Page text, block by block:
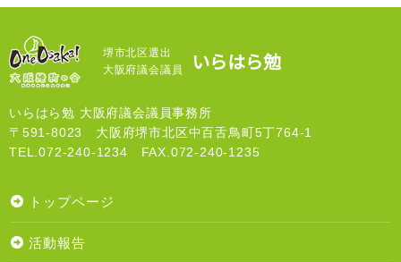
堺市北区選出
大阪府議会議員
いらはら勉
いらはら勉 大阪府議会議員事務所
〒591-8023 大阪府堺市北区中百舌鳥町5丁764-1
TEL.072-240-1234 FAX.072-240-1235
トップページ
活動報告